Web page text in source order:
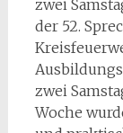
zwei
der 52.
zwei
Woche